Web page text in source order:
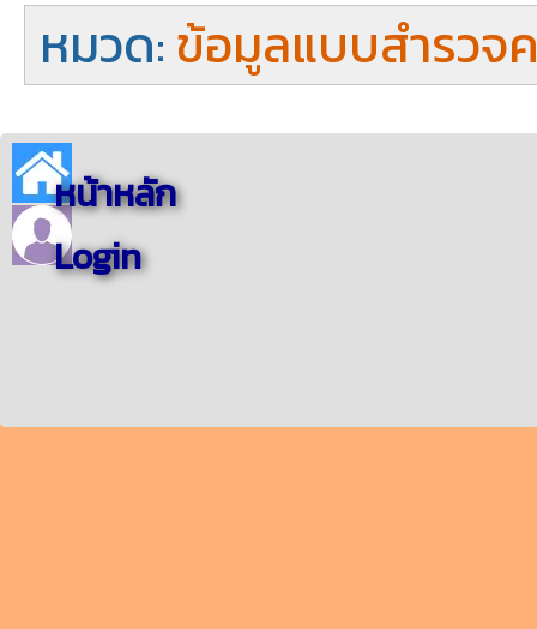
หมวด:ข้อมูลแบบสำรวจ
หน้าหลัก
Login